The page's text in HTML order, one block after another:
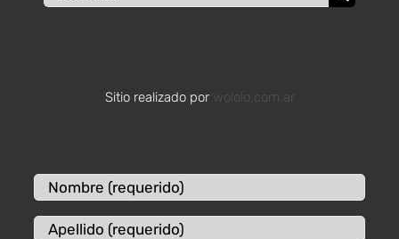
Sitio realizado por wololo.com.ar